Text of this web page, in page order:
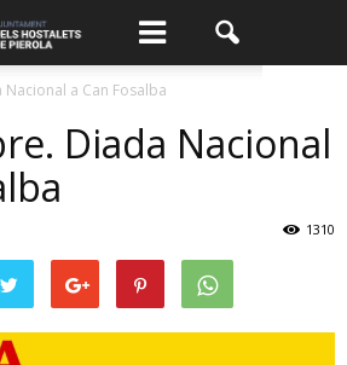
a Can Fosalba
Diada Nacional
1310